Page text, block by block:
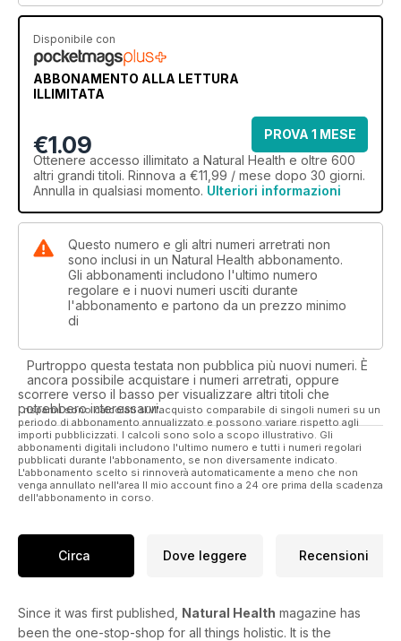
Disponibile con
ABBONAMENTO ALLA LETTURA
ILLIMITATA
€1.09
PROVA 1 MESE
Ottenere accesso illimitato a Natural Health e oltre 600
altri grandi titoli. Rinnova a €11,99 / mese dopo 30 giorni.
Annulla in qualsiasi momento. Ulteriori informazioni
Questo numero e gli altri numeri arretrati non
sono inclusi in un Natural Health abbonamento.
Gli abbonamenti includono l'ultimo numero
regolare e i nuovi numeri usciti durante
l'abbonamento e partono da un prezzo minimo
di
Purtroppo questa testata non pubblica più nuovi numeri. È
ancora possibile acquistare i numeri arretrati, oppure
scorrere verso il basso per visualizzare altri titoli che
potrebbero interessarvi.
I risparmi sono calcolati sull'acquisto comparabile di singoli numeri su un
periodo di abbonamento annualizzato e possono variare rispetto agli
importi pubblicizzati. I calcoli sono solo a scopo illustrativo. Gli
abbonamenti digitali includono l'ultimo numero e tutti i numeri regolari
pubblicati durante l'abbonamento, se non diversamente indicato.
L'abbonamento scelto si rinnoverà automaticamente a meno che non
venga annullato nell'area Il mio account fino a 24 ore prima della scadenza
dell'abbonamento in corso.
Circa Dove leggere Recensioni
Since it was first published, Natural Health magazine has
been the one-stop-shop for all things holistic. It is the